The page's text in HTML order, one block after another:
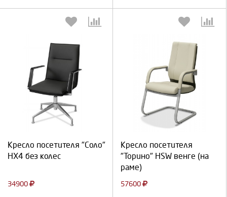
Кресло посетителя "Соло"
HX4 без колес
34900
Выберите количество:
Кресло посетителя
"Торино" HSW венге (на
раме)
57600
Выберите количество: